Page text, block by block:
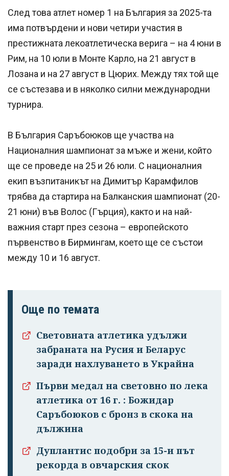
Успешно
излязохте от
профила си!
След това атлет номер 1 на България за 2025-та
има потвърдени и нови четири участия в
престижната лекоатлетическа верига – на 4 юни в
Рим, на 10 юли в Монте Карло, на 21 август в
Лозана и на 27 август в Цюрих. Между тях той ще
се състезава и в няколко силни международни
турнира.
В България Саръбоюков ще участва на
Националния шампионат за мъже и жени, който
ще се проведе на 25 и 26 юли. С националния
екип възпитаникът на Димитър Карамфилов
трябва да стартира на Балканския шампионат (20-
21 юни) във Волос (Гърция), както и на най-
важния старт през сезона – европейското
първенство в Бирмингам, което ще се състои
между 10 и 16 август.
Още по темата
Световната атлетика удължи
забраната на Русия и Беларус
заради нахлуването в Украйна
Първи медал на световно по лека
атлетика от 16 г. : Божидар
Саръбоюков с бронз в скока на
дължина
Дуплантис подобри за 15-и път
рекорда в овчарския скок